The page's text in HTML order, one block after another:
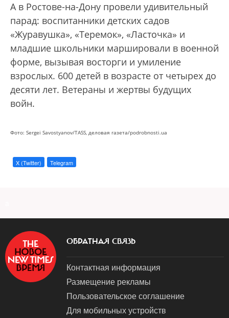
А в Ростове-на-Дону провели удивительный
парад: воспитанники детских садов
«Журавушка», «Теремок», «Ласточка» и
младшие школьники маршировали в военной
форме, вызывая восторги и умиление
взрослых. 600 детей в возрасте от четырех до
десяти лет. Ветераны и жертвы будущих
войн.
Фото: Sergei Savostyanov/TASS, деловая газета/podrobnosti.ua
X (Twitter) Telegram
ОБРАТНАЯ СВЯЗЬ
Контактная информация
Размещение рекламы
Пользовательское соглашение
Для мобильных устройств